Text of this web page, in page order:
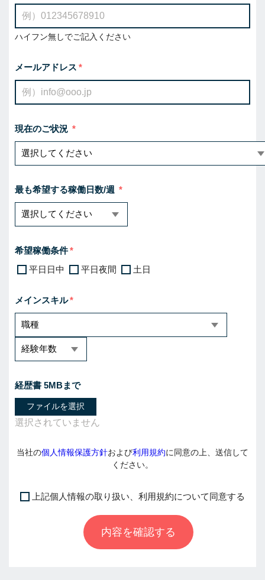
ハイフン無しでご記入ください
メールアドレス
現在のご状況
最も希望する稼働日数/週
希望稼働条件
平日日中
平日夜間 土日
メインスキル
経歴書 5MBまで
ファイルを選択
当社の個人情報保護方針および利用規約に同意の上、送信して
ください。
上記個人情報の取り扱い、利用規約について同意する
内容を確認する